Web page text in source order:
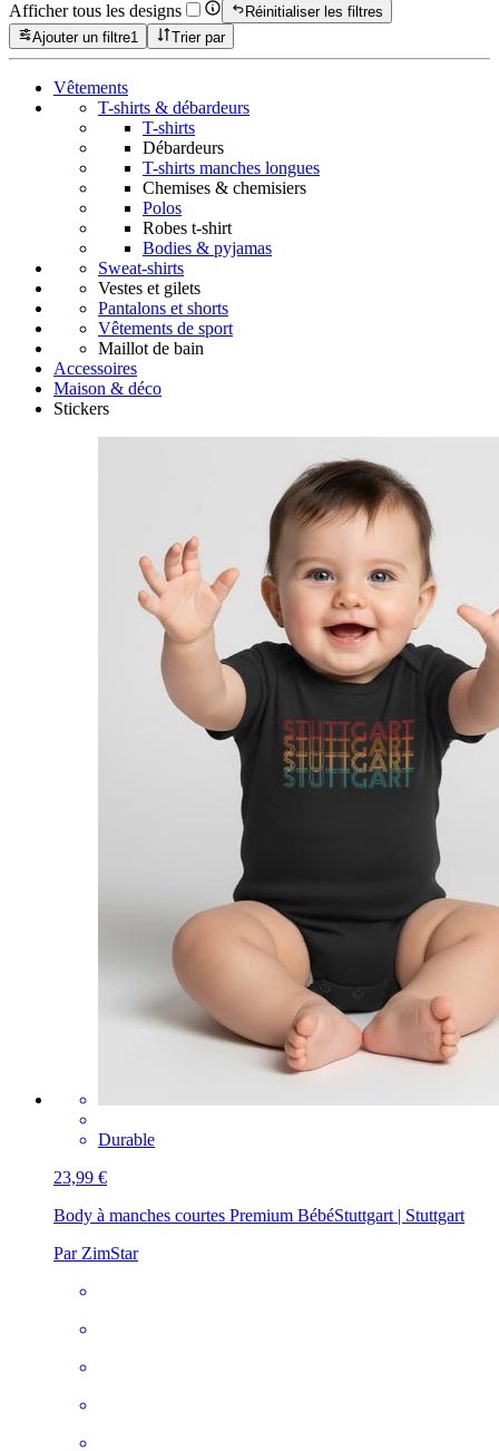
Afficher tous les designs
Réinitialiser les filtres
Ajouter un filtre1 Trier par
Vêtements
T-shirts & débardeurs
T-shirts
Débardeurs
T-shirts manches longues
Chemises & chemisiers
Polos
Robes t-shirt
Bodies & pyjamas
Sweat-shirts
Vestes et gilets
Pantalons et shorts
Vêtements de sport
Maillot de bain
Accessoires
Maison & déco
Stickers
Durable
23,99 €
Body à manches courtes Premium BébéStuttgart | Stuttgart
Par ZimStar